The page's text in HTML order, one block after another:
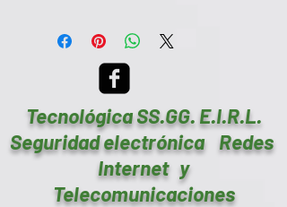
Tecnológica SS.GG. E.I.R.L.
Seguridad electrónica Redes
Internet y
Telecomunicaciones